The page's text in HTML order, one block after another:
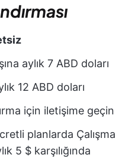
aylık 7 ABD doları
12 ABD doları
için iletişime geçin
planlarda Çalışma
5 $ karşılığında